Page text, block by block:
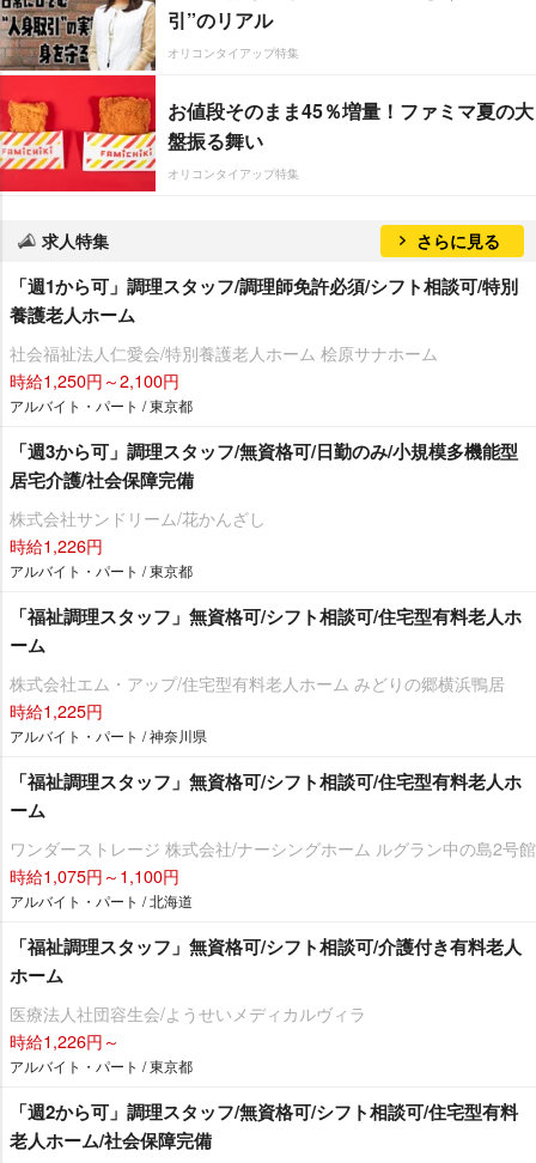
引”のリアル
オリコンタイアップ特集
お値段そのまま45％増量！ファミマ夏の大
盤振る舞い
オリコンタイアップ特集
求人特集 さらに見る
「週1から可」調理スタッフ/調理師免許必須/シフト相談可/特別
養護老人ホーム
社会福祉法人仁愛会/特別養護老人ホーム 桧原サナホーム
時給1,250円～2,100円
アルバイト・パート / 東京都
「週3から可」調理スタッフ/無資格可/日勤のみ/小規模多機能型
居宅介護/社会保障完備
株式会社サンドリーム/花かんざし
時給1,226円
アルバイト・パート / 東京都
「福祉調理スタッフ」無資格可/シフト相談可/住宅型有料老人ホ
ーム
株式会社エム・アップ/住宅型有料老人ホーム みどりの郷横浜鴨居
時給1,225円
アルバイト・パート / 神奈川県
「福祉調理スタッフ」無資格可/シフト相談可/住宅型有料老人ホ
ーム
ワンダーストレージ 株式会社/ナーシングホーム ルグラン中の島2号館
時給1,075円～1,100円
アルバイト・パート / 北海道
「福祉調理スタッフ」無資格可/シフト相談可/介護付き有料老人
ホーム
医療法人社団容生会/ようせいメディカルヴィラ
時給1,226円～
アルバイト・パート / 東京都
「週2から可」調理スタッフ/無資格可/シフト相談可/住宅型有料
老人ホーム/社会保障完備